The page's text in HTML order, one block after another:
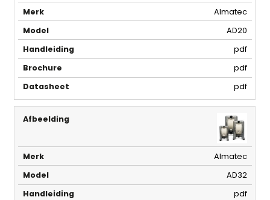
Almatec
AD20
pdf
pdf
pdf
Almatec
AD32
pdf